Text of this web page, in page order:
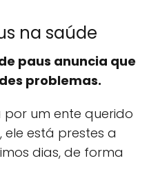
na saúde
paus anuncia que
problemas.
por um ente querido
está prestes a
dias, de forma